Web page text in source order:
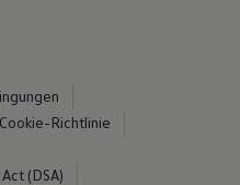
Cookie-Richtlinie
(DSA)